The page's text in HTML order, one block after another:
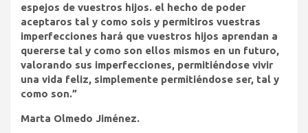
espejos de vuestros hijos. el hecho de poder
aceptaros tal y como sois y permitiros vuestras
imperfecciones hará que vuestros hijos aprendan a
quererse tal y como son ellos mismos en un futuro,
valorando sus imperfecciones, permitiéndose vivir
una vida feliz, simplemente permitiéndose ser, tal y
como son.”
Marta Olmedo Jiménez.